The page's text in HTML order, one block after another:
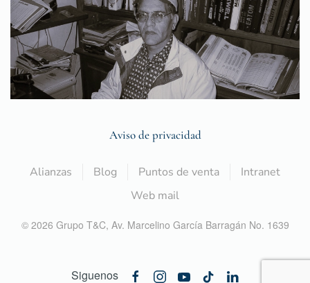
Aviso de privacidad
Alianzas Blog Puntos de venta
Intranet
Web mail
© 2026 Grupo T&C, Av. Marcelino García Barragán No. 1639
Siguenos